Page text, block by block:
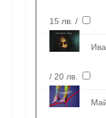
15 лв. /
/ 20 лв.